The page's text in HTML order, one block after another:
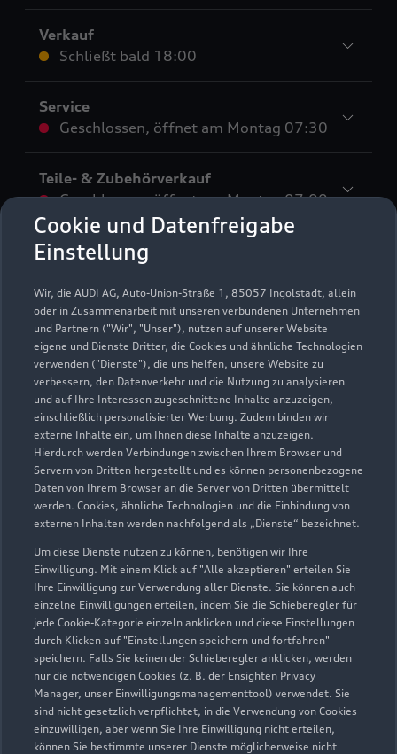
Cookie und Datenfreigabe
Einstellung
Wir, die AUDI AG, Auto-Union-Straße 1, 85057 Ingolstadt, allein
oder in Zusammenarbeit mit unseren verbundenen Unternehmen
und Partnern ("Wir", "Unser"), nutzen auf unserer Website
eigene und Dienste Dritter, die Cookies und ähnliche Technologien
verwenden ("Dienste"), die uns helfen, unsere Website zu
verbessern, den Datenverkehr und die Nutzung zu analysieren
und auf Ihre Interessen zugeschnittene Inhalte anzuzeigen,
einschließlich personalisierter Werbung. Zudem binden wir
externe Inhalte ein, um Ihnen diese Inhalte anzuzeigen.
Hierdurch werden Verbindungen zwischen Ihrem Browser und
Servern von Dritten hergestellt und es können personenbezogene
Daten von Ihrem Browser an die Server von Dritten übermittelt
werden. Cookies, ähnliche Technologien und die Einbindung von
externen Inhalten werden nachfolgend als „Dienste“ bezeichnet.
Um diese Dienste nutzen zu können, benötigen wir Ihre
Einwilligung. Mit einem Klick auf "Alle akzeptieren" erteilen Sie
Ihre Einwilligung zur Verwendung aller Dienste. Sie können auch
einzelne Einwilligungen erteilen, indem Sie die Schieberegler für
jede Cookie-Kategorie einzeln anklicken und diese Einstellungen
durch Klicken auf "Einstellungen speichern und fortfahren"
speichern. Falls Sie keinen der Schieberegler anklicken, werden
nur die notwendigen Cookies (z. B. der Ensighten Privacy
Manager, unser Einwilligungsmanagementtool) verwendet. Sie
sind nicht gesetzlich verpflichtet, in die Verwendung von Cookies
einzuwilligen, aber wenn Sie Ihre Einwilligung nicht erteilen,
können Sie bestimmte unserer Dienste möglicherweise nicht
Verkauf
Schließt bald 18:00
Service
Geschlossen, öffnet am Montag 07:30
Teile- & Zubehörverkauf
Geschlossen,öffnet amMontag 07:00
Bitte beachten Sie, dass außerhalb der gesetzlichen
Probefahrt erfolgen kann.
Zur Inspektion